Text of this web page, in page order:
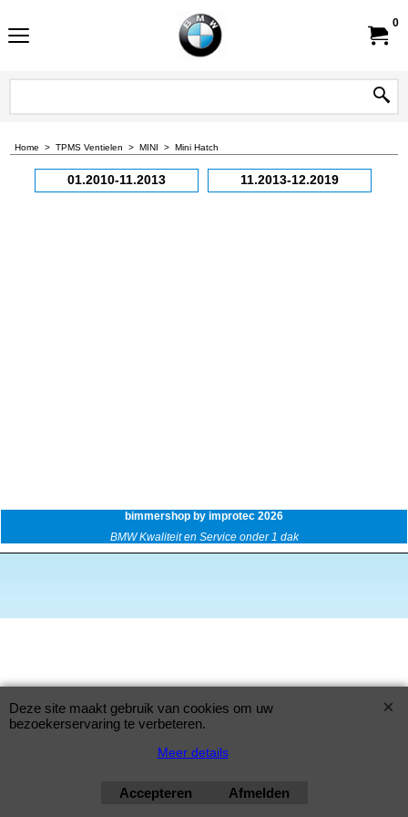
0
Home > TPMS Ventielen > MINI > Mini Hatch
01.2010-11.2013 11.2013-12.2019
bimmershop by improtec 2026
BMW Kwaliteit en Service onder 1 dak
Deze site maakt gebruik van cookies om uw
bezoekerservaring te verbeteren.
Meer details
Accepteren Afmelden